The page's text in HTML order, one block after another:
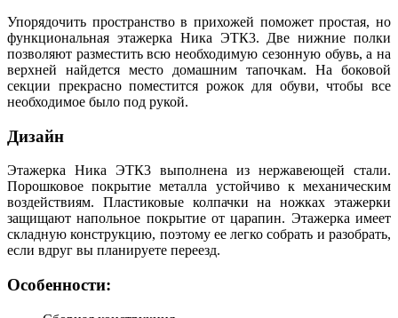
Упорядочить пространство в прихожей поможет простая, но
функциональная этажерка Ника ЭТК3. Две нижние полки
позволяют разместить всю необходимую сезонную обувь, а на
верхней найдется место домашним тапочкам. На боковой
секции прекрасно поместится рожок для обуви, чтобы все
необходимое было под рукой.
Дизайн
Этажерка Ника ЭТК3 выполнена из нержавеющей стали.
Порошковое покрытие металла устойчиво к механическим
воздействиям. Пластиковые колпачки на ножках этажерки
защищают напольное покрытие от царапин. Этажерка имеет
складную конструкцию, поэтому ее легко собрать и разобрать,
если вдруг вы планируете переезд.
Особенности: